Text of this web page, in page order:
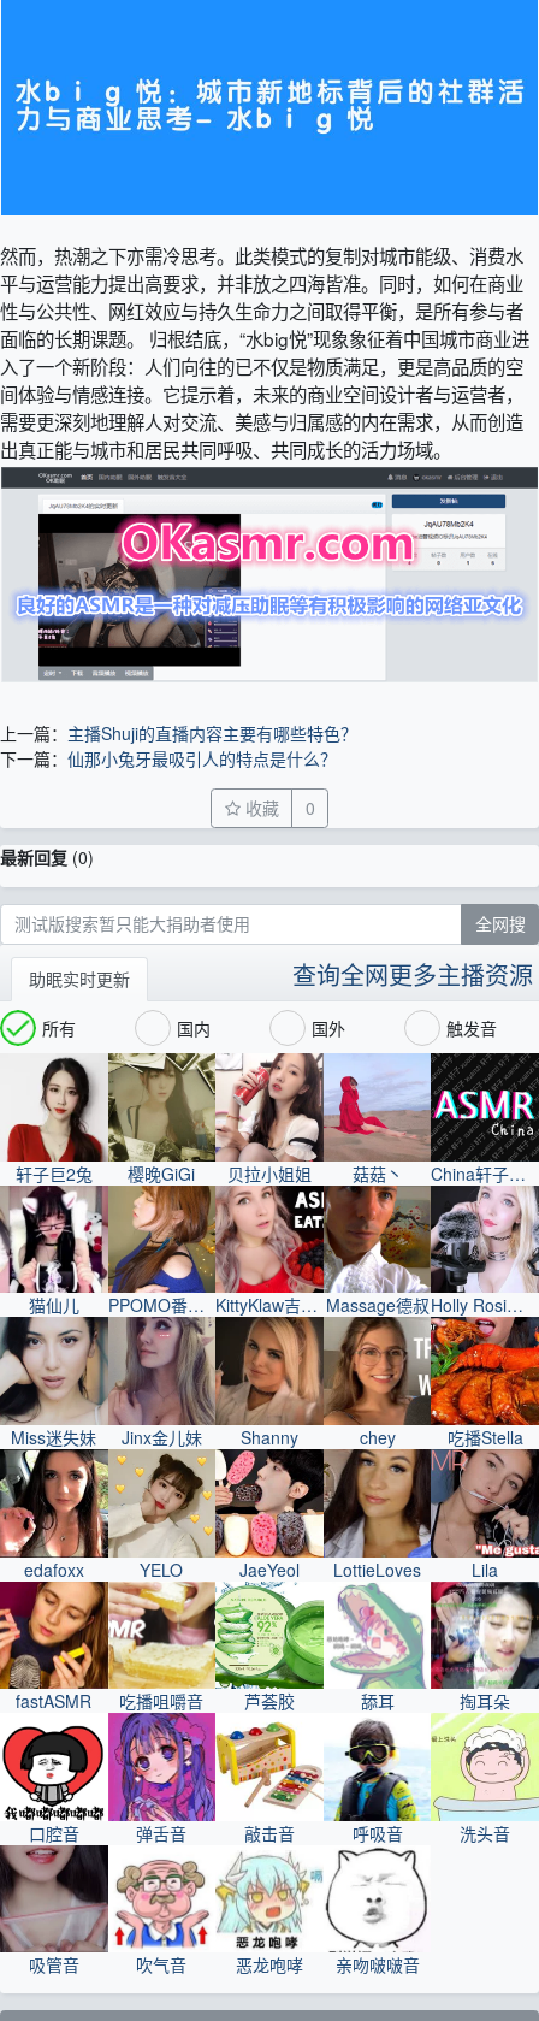
然而，热潮之下亦需冷思考。此类模式的复制对城市能级、消费水
平与运营能力提出高要求，并非放之四海皆准。同时，如何在商业
性与公共性、网红效应与持久生命力之间取得平衡，是所有参与者
面临的长期课题。 归根结底，“水big悦”现象象征着中国城市商业进
入了一个新阶段：人们向往的已不仅是物质满足，更是高品质的空
间体验与情感连接。它提示着，未来的商业空间设计者与运营者，
需要更深刻地理解人对交流、美感与归属感的内在需求，从而创造
出真正能与城市和居民共同呼吸、共同成长的活力场域。
上一篇： 主播Shuji的直播内容主要有哪些特色？
下一篇： 仙那小兔牙最吸引人的特点是什么？
收藏 0
最新回复 (0)
助眠实时更新 查询全网更多主播资源
所有 国内 国外 触发音
轩子巨2兔 樱晚GiGi 贝拉小姐姐 菇菇丶 China轩子巨2兔
猫仙儿 PPOMO番茄妹 KittyKlaw吉蒂妹 Massage德叔 Holly Rosi好莉妹
Miss迷失妹 Jinx金儿妹 Shanny chey 吃播Stella
edafoxx YELO JaeYeol LottieLoves Lila
fastASMR 吃播咀嚼音 芦荟胶 舔耳 掏耳朵
口腔音 弹舌音 敲击音 呼吸音 洗头音
吸管音 吹气音 恶龙咆哮 亲吻啵啵音